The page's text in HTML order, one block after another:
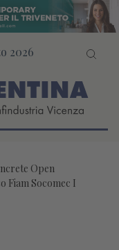
2026
Open
Fiam Socomec I